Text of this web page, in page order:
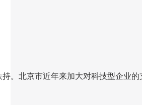
。北京市近年来加大对科技型企业